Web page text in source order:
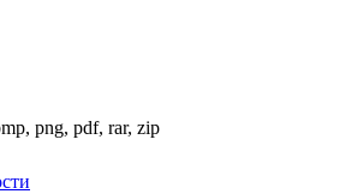
png, pdf, rar, zip